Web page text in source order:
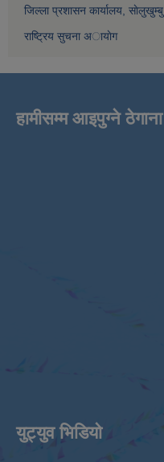
जिल्ला प्रशासन कार्यालय, साेलुखुम्बु
राष्ट्रिय सुचना अायाेग
हामीसम्म आइपुग्ने ठेगाना
युट्युव भिडियाे